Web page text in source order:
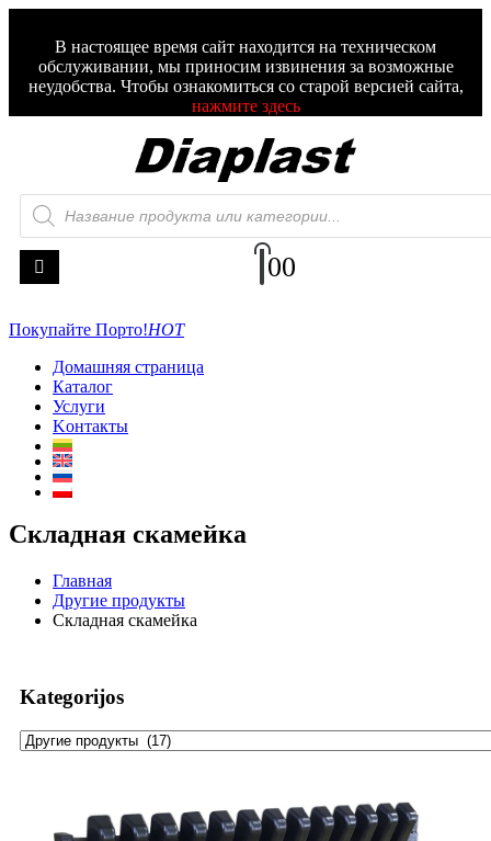
В настоящее время сайт находится на техническом
обслуживании, мы приносим извинения за возможные
неудобства. Чтобы ознакомиться со старой версией сайта,
нажмите здесь
00
Покупайте Порто!HOT
Домашняя страница
Каталог
Услуги
Kонтакты
Складная скамейка
Главная
Другие продукты
Складная скамейка
Kategorijos